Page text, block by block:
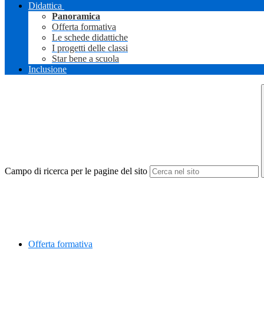
Didattica
Panoramica
Offerta formativa
Le schede didattiche
I progetti delle classi
Star bene a scuola
Inclusione
Campo di ricerca per le pagine del sito
Offerta formativa